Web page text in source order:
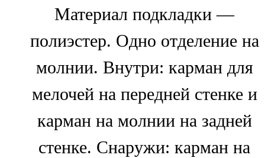
Материал подкладки —
полиэстер. Одно отделение на
молнии. Внутри: карман для
мелочей на передней стенке и
карман на молнии на задней
стенке. Снаружи: карман на